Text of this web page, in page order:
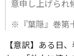
意申し上げられ
※『葉隠』巻第
【意訳】ある日